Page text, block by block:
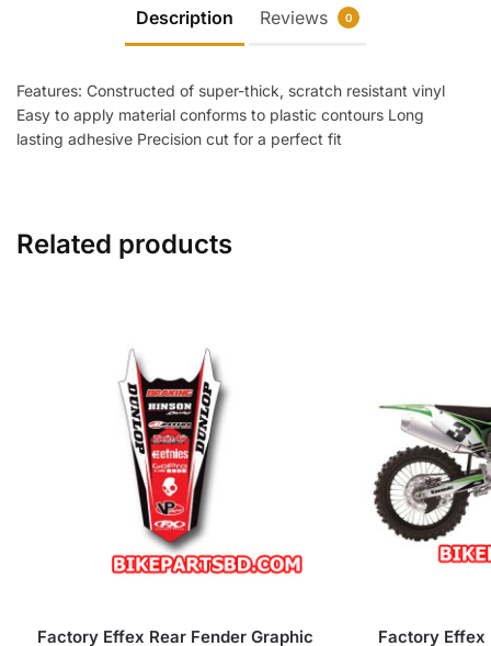
Description Reviews 0
Features: Constructed of super-thick, scratch resistant vinyl
Easy to apply material conforms to plastic contours Long
lasting adhesive Precision cut for a perfect fit
Related products
Factory Effex Rear Fender Graphic
Factory Effex